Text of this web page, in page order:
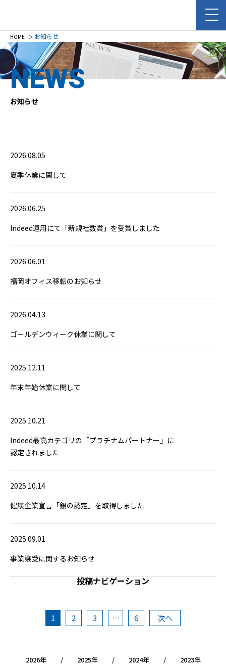
HOME ＞ お知らせ
NEWS
お知らせ
2026.08.05
夏季休業に関して
2026.06.25
Indeed運用にて「新規社数賞」を受賞しました
2026.06.01
福岡オフィス移転のお知らせ
2026.04.13
ゴールデンウィーク休業に関して
2025.12.11
年末年始休業に関して
2025.10.21
Indeed最高カテゴリの「プラチナムパートナー」に
認定されました
2025.10.14
健康企業宣言「銀の認定」を取得しました
2025.09.01
事業譲受に関するお知らせ
投稿ナビゲーション
1 2 3 … 6 次へ
2026 2025 2024
2023